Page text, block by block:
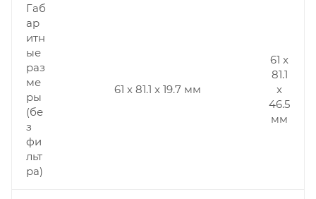
Габ
ар
итн
ые
раз
ме
ры
(бе
з
фи
льт
ра)
61 x 81.1 x 19.7 мм
61 x
81.1
x
46.5
мм